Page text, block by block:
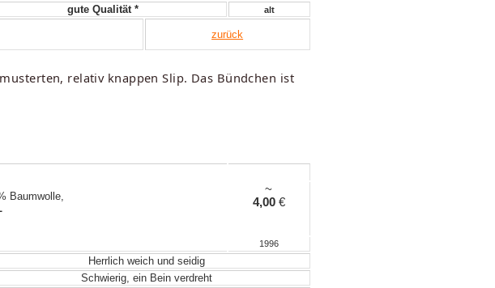
gute Qualität * alt
zurück
relativ knappen Slip. Das Bündchen ist
Baumwolle,
~
4,00€
1996
Herrlich weich und seidig
Schwierig, ein Bein verdreht